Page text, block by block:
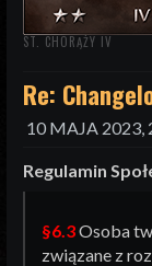
ST. CHORĄŻY IV
Re:
10 MAJA 2023,
Regulamin
§6.3Osoba
związane z